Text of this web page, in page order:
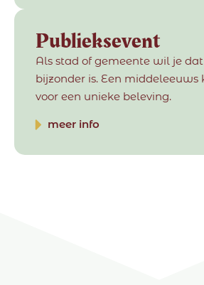
Publieksevent
Als stad of gemeente wil je
bijzonder is. Een middeleeuws
voor een unieke beleving.
meer info